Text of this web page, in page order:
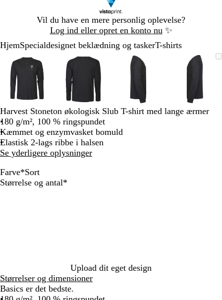
Vil du have en mere personlig oplevelse?
Log ind eller opret en konto nu ✨
1
HjemSpecialdesignet beklædning og taskerT-shirts
Zoombart
billede
Zoomet
til
minimum
Klik
for
udvide
Brug
tasterne
plus
minus
til
at
zoome
og
piletasterne
til
at
panorere
Zoombart
billede
Zoomet
minimum
Klik
udvide
Brug
tasterne
plus
minus
til
at
zoome
og
piletasterne
til
Zoombart
billede
Zoomet
til
minimum
Klik
for
Brug
tasterne
plus
minus
til
billede
Zoomet
Klik
for
udvide
Brug
tasterne
plus
og
minus
Harvest Stoneton økologisk Slub T-shirt med lange ærmer
180 g/m², 100 % ringspundet
Kæmmet og enzymvasket bomuld
Elastisk 2-lags ribbe i halsen
Se yderligere oplysninger
Farve*Sort
H
S
Størrelse og antal*
Upload dit eget design
Størrelser og dimensioner
Basics er det bedste.